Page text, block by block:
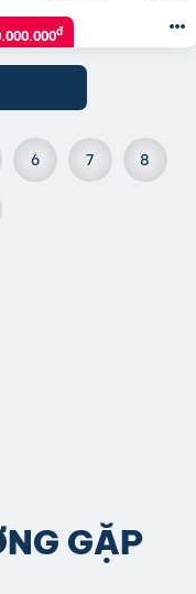
đ
6 7 8
GẶP